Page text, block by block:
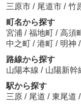
三原市 / 尾道市 / 竹
町名から探す
宮浦 / 福地町 / 高須
中之町 / 港町 / 明神 /
路線から探す
山陽本線 / 山陽新幹
駅から探す
三原 / 尾道 / 東尾道 /